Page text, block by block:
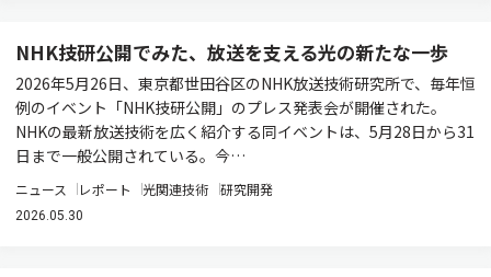
NHK技研公開でみた、放送を支える光の新たな一歩
2026年5月26日、東京都世田谷区のNHK放送技術研究所で、毎年恒
例のイベント「NHK技研公開」のプレス発表会が開催された。
NHKの最新放送技術を広く紹介する同イベントは、5月28日から31
日まで一般公開されている。今…
ニュース レポート 光関連技術 研究開発
2026.05.30